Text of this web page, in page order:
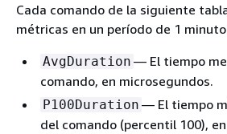
Cada comando de la siguiente
métricas en un período de 1
AvgDuration — El tiempo
comando, en microsegundos.
P100Duration — El tiempo
del comando (percentil 100),